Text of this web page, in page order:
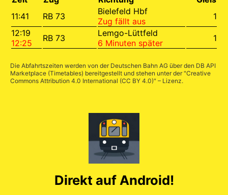
11:41
RB 73
Bielefeld Hbf
Zug fällt aus
1
12:19
12:25
RB 73
Lemgo-Lüttfeld
6 Minuten später
1
Die Abfahrtszeiten werden von der Deutschen Bahn AG über den DB API
Marketplace (Timetables) bereitgestellt und stehen unter der "Creative
Commons Attribution 4.0 International (CC BY 4.0)" – Lizenz.
Direkt auf Android!